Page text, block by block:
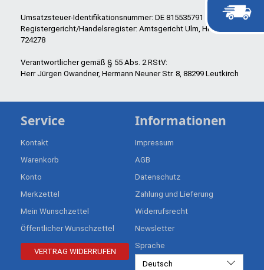
Umsatzsteuer-Identifikationsnummer: DE 815535791
Registergericht/Handelsregister: Amtsgericht Ulm, HRA
724278
Verantwortlicher gemäß § 55 Abs. 2 RStV:
Herr Jürgen Owandner, Hermann Neuner Str. 8, 88299 Leutkirch
Service
Kontakt
Warenkorb
Konto
Merkzettel
Mein Wunschzettel
Öffentlicher Wunschzettel
VERTRAG WIDERRUFEN
Informationen
Impressum
AGB
Datenschutz
Zahlung und Lieferung
Widerrufsrecht
Newsletter
Sprache
Deutsch